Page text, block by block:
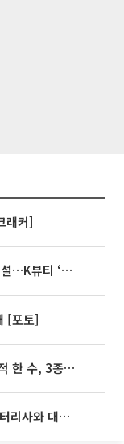
래커]
확대[K뷰티 라방戰]
[포토]
'2TV 생생정보' 오늘방송맛집- 결정적 한 수, 3종 메밀면! 메밀 소바 맛집 '의○○○○'
포스코퓨처엠, LFP 시장 뚫었다…배터리사와 대규모 장기 공급 합의